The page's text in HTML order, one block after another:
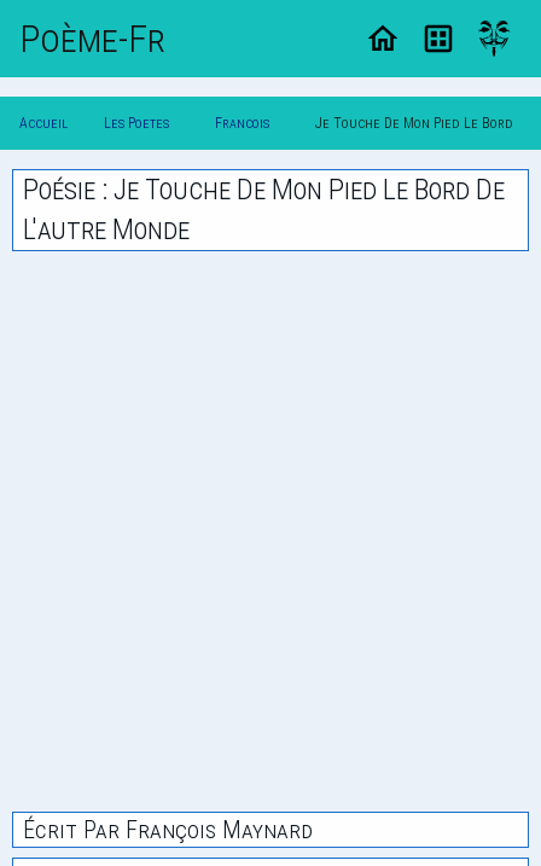
Poème-Fr
Accueil
Poesie
Les Poetes
Classique
Francois
Maynard
Je Touche De Mon Pied Le Bord
De L'autre Monde
Poésie : Je Touche De Mon Pied Le Bord De
L'autre Monde
Écrit Par François Maynard